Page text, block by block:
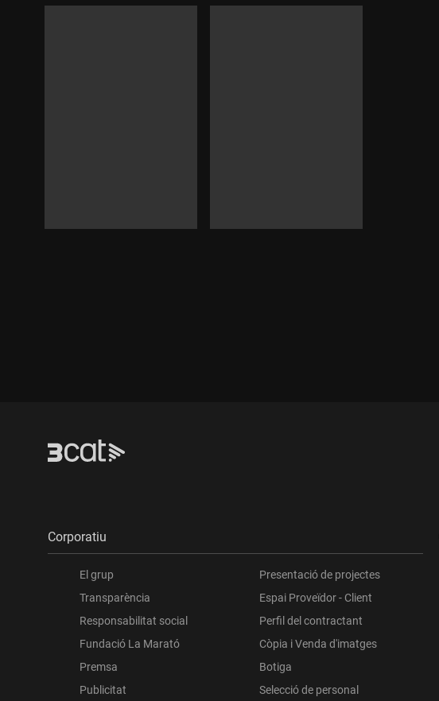
Corporatiu
El grup
Transparència
Responsabilitat social
Fundació La Marató
Premsa
Publicitat
Presentació de projectes
Espai Proveïdor - Client
Perfil del contractant
Còpia i Venda d'imatges
Botiga
Selecció de personal